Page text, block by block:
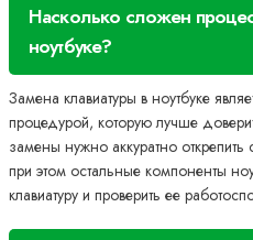
Насколько сложен
ноутбуке?
Замена клавиатуры в ноутбуке
процедурой, которую лучше
замены нужно аккуратно открепить
при этом остальные компоненты
клавиатуру и проверить ее